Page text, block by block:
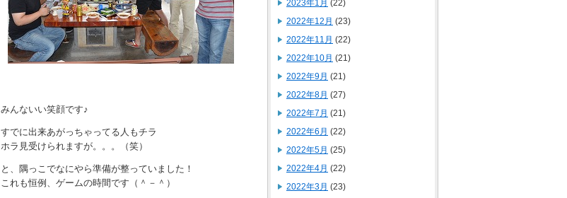
みんないい笑顔です♪
すでに出来あがっちゃってる人もチラ
ホラ見受けられますが。。。（笑）
と、隅っこでなにやら準備が整っていました！
これも恒例、ゲームの時間です（＾－＾）
2023年1月 (22)
2022年12月 (23)
2022年11月 (22)
2022年10月 (21)
2022年9月 (21)
2022年8月 (27)
2022年7月 (21)
2022年6月 (22)
2022年5月 (25)
2022年4月 (22)
2022年3月 (23)